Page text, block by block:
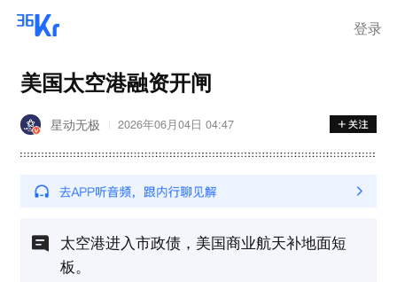
登录
美国太空港融资开闸
星动无极 2026年06月04日 04:47
太空港进入市政债，美国商业航天补地面短
板。